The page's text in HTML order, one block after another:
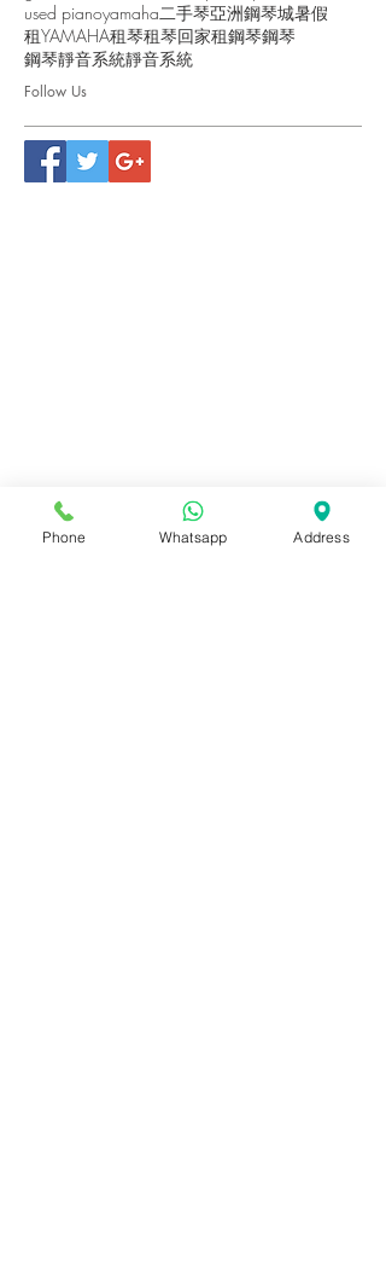
used pianoyamaha二手琴亞洲鋼琴城暑假
租YAMAHA租琴租琴回家租鋼琴鋼琴
鋼琴靜音系統靜音系統
Follow Us
Phone Whatsapp Address